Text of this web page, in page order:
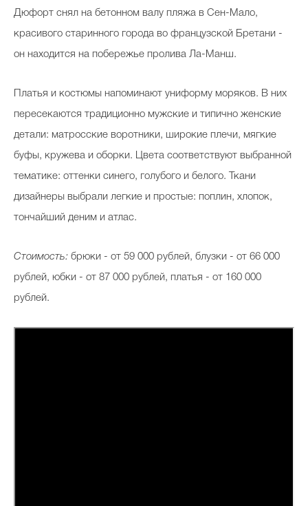
Дюфорт снял на бетонном валу пляжа в Сен-Мало,
красивого старинного города во французской Бретани -
он находится на побережье пролива Ла-Манш.
Платья и костюмы напоминают униформу моряков. В них
пересекаются традиционно мужские и типично женские
детали: матросские воротники, широкие плечи, мягкие
буфы, кружева и оборки. Цвета соответствуют выбранной
тематике: оттенки синего, голубого и белого. Ткани
дизайнеры выбрали легкие и простые: поплин, хлопок,
тончайший деним и атлас.
Стоимость: брюки - от 59 000 рублей, блузки - от 66 000
рублей, юбки - от 87 000 рублей, платья - от 160 000
рублей.